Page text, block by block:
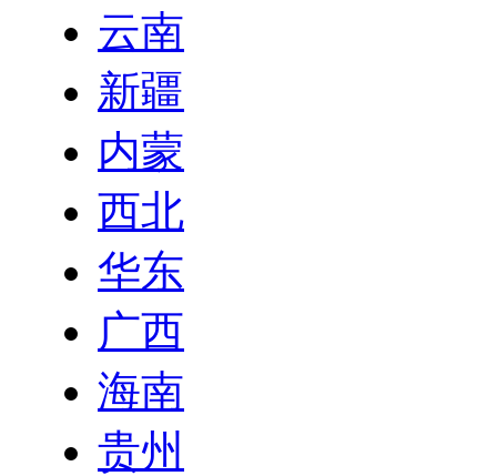
云南
新疆
内蒙
西北
华东
广西
海南
贵州